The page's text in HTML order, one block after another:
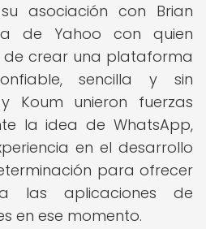
asociación con Brian
de Yahoo con quien
crear una plataforma
sencilla y sin
Koum unieron fuerzas
la idea de WhatsApp,
en el desarrollo
para ofrecer
las aplicaciones de
en ese momento.